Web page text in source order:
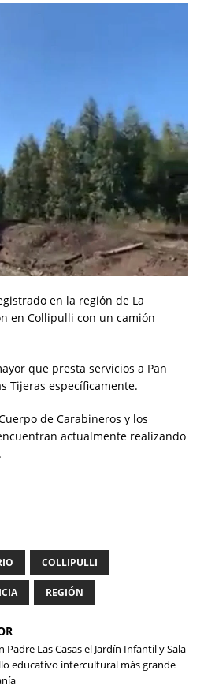
en la región de La
en Collipulli con un camión
que presta servicios a Pan
Tijeras específicamente.
de Carabineros y los
actualmente realizando
COLLIPULLI
REGIÓN
Padre Las Casas el Jardín Infantil y Sala
educativo intercultural más grande